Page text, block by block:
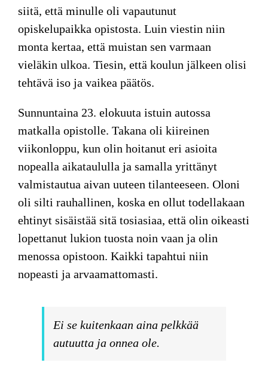
siitä, että minulle oli vapautunut
opiskelupaikka opistosta. Luin viestin niin
monta kertaa, että muistan sen varmaan
vieläkin ulkoa. Tiesin, että koulun jälkeen olisi
tehtävä iso ja vaikea päätös.
Sunnuntaina 23. elokuuta istuin autossa
matkalla opistolle. Takana oli kiireinen
viikonloppu, kun olin hoitanut eri asioita
nopealla aikataululla ja samalla yrittänyt
valmistautua aivan uuteen tilanteeseen. Oloni
oli silti rauhallinen, koska en ollut todellakaan
ehtinyt sisäistää sitä tosiasiaa, että olin oikeasti
lopettanut lukion tuosta noin vaan ja olin
menossa opistoon. Kaikki tapahtui niin
nopeasti ja arvaamattomasti.
Ei se kuitenkaan aina pelkkää
autuutta ja onnea ole.